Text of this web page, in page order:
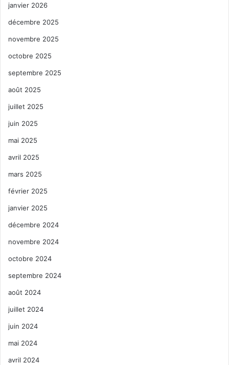
janvier 2026
décembre 2025
novembre 2025
octobre 2025
septembre 2025
août 2025
juillet 2025
juin 2025
mai 2025
avril 2025
mars 2025
février 2025
janvier 2025
décembre 2024
novembre 2024
octobre 2024
septembre 2024
août 2024
juillet 2024
juin 2024
mai 2024
avril 2024